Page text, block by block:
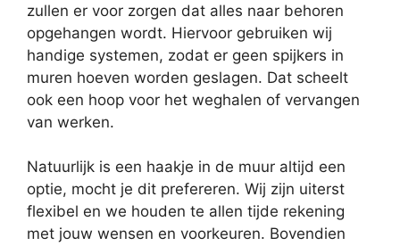
zullen er voor zorgen dat alles naar behoren
opgehangen wordt. Hiervoor gebruiken wij
handige systemen, zodat er geen spijkers in
muren hoeven worden geslagen. Dat scheelt
ook een hoop voor het weghalen of vervangen
van werken.
Natuurlijk is een haakje in de muur altijd een
optie, mocht je dit prefereren. Wij zijn uiterst
flexibel en we houden te allen tijde rekening
met jouw wensen en voorkeuren. Bovendien